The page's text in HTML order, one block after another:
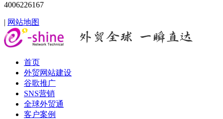
4006226167
| 网站地图
首页
外贸网站建设
谷歌推广
SNS营销
全球外贸通
客户案例